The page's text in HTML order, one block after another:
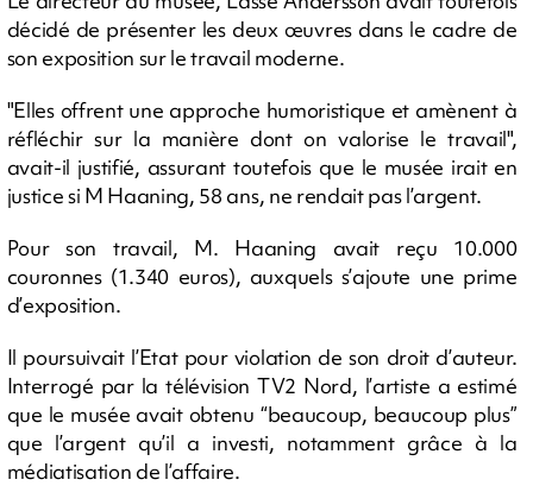
décidé de présenter les deux œuvres dans le cadre de
son exposition sur le travail moderne.
"Elles offrent une approche humoristique et amènent à
réfléchir sur la manière dont on valorise le travail",
avait-il justifié, assurant toutefois que le musée irait en
justice si M Haaning, 58 ans, ne rendait pas l’argent.
Pour son travail, M. Haaning avait reçu 10.000
couronnes (1.340 euros), auxquels s’ajoute une prime
d’exposition.
Il poursuivait l’Etat pour violation de son droit d’auteur.
Interrogé par la télévision TV2 Nord, l’artiste a estimé
que le musée avait obtenu “beaucoup, beaucoup plus”
que l’argent qu’il a investi, notamment grâce à la
médiatisation de l’affaire.